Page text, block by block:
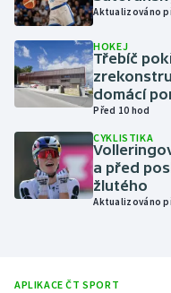
Moderní pětiboj
Motorsport
Parasport
Aktualizováno
HOKEJ
Třebíč
domácí
Před 10 hod
CYKLISTIKA
a před
žlutého
Aktualizováno
APLIKACE ČT SPORT